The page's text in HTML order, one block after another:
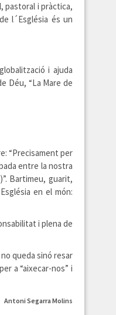
pastoral i pràctica,
l´Església és un
i ajuda
Déu, “La Mare de
“Precisament per
entre la nostra
Bartimeu, guarit,
en el món:
i plena de
queda sinó resar
a “aixecar-nos” i
Antoni Segarra Molins